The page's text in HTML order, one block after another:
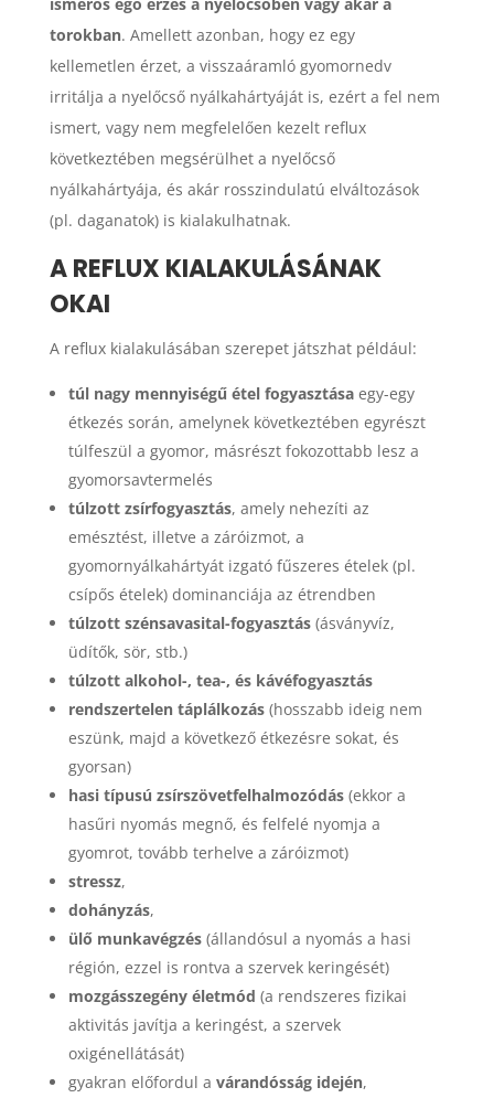
torokban. Amellett azonban, hogy ez egy
kellemetlen érzet, a visszaáramló gyomornedv
irritálja a nyelőcső nyálkahártyáját is, ezért a fel nem
ismert, vagy nem megfelelően kezelt reflux
következtében megsérülhet a nyelőcső
nyálkahártyája, és akár rosszindulatú elváltozások
(pl. daganatok) is kialakulhatnak.
A REFLUX KIALAKULÁSÁNAK
OKAI
A reflux kialakulásában szerepet játszhat például:
túl nagy mennyiségű étel fogyasztásaegy-egy
étkezés során, amelynek következtében egyrészt
túlfeszül a gyomor, másrészt fokozottabb lesz a
gyomorsavtermelés
túlzott zsírfogyasztás, amely nehezíti az
emésztést, illetve a záróizmot, a
gyomornyálkahártyát izgató fűszeres ételek (pl.
csípős ételek) dominanciája az étrendben
túlzott szénsavasital-fogyasztás(ásványvíz,
üdítők, sör, stb.)
túlzott alkohol-, tea-, és kávéfogyasztás
rendszertelen táplálkozás(hosszabb ideig nem
eszünk, majd a következő étkezésre sokat, és
gyorsan)
hasi típusú zsírszövetfelhalmozódás(ekkor a
hasűri nyomás megnő, és felfelé nyomja a
gyomrot, tovább terhelve a záróizmot)
stressz,
dohányzás,
ülő munkavégzés(állandósul a nyomás a hasi
régión, ezzel is rontva a szervek keringését)
mozgásszegény életmód (a rendszeres fizikai
aktivitás javítja a keringést, a szervek
oxigénellátását)
gyakran előfordul a várandósság idején,